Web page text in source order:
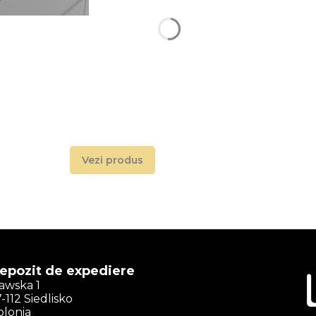
Vezi produs
de expediere
1
112 Siedlisko